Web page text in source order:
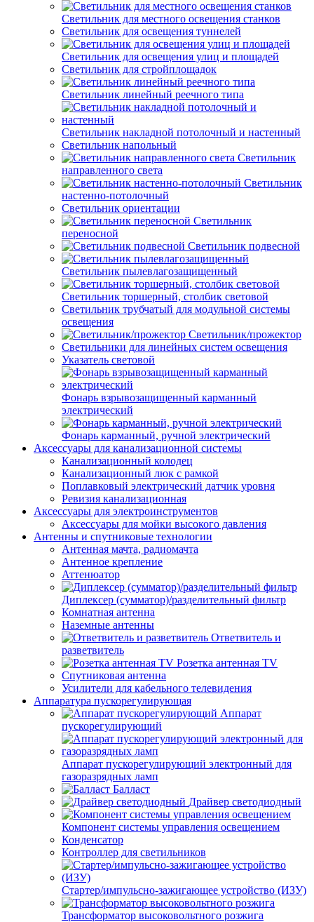
Светильник для местного освещения станков
Светильник для освещения туннелей
Светильник для освещения улиц и площадей
Светильник для стройплощадок
Светильник линейный реечного типа
Светильник накладной потолочный и настенный
Светильник напольный
Светильник
направленного света
Светильник
настенно-потолочный
Светильник ориентации
Светильник
переносной
Светильник подвесной
Светильник пылевлагозащищенный
Светильник торшерный, столбик световой
Светильник трубчатый для модульной системы
освещения
Светильник/прожектор
Светильники для линейных систем освещения
Указатель световой
Фонарь взрывозащищенный карманный
электрический
Фонарь карманный, ручной электрический
Аксессуары для канализационной системы
Канализационный колодец
Канализационный люк с рамкой
Поплавковый электрический датчик уровня
Ревизия канализационная
Аксессуары для электроинструментов
Аксессуары для мойки высокого давления
Антенны и спутниковые технологии
Антенная мачта, радиомачта
Антенное крепление
Аттенюатор
Диплексер (сумматор)/разделительный фильтр
Комнатная антенна
Наземные антенны
Ответвитель и
разветвитель
Розетка антенная TV
Спутниковая антенна
Усилители для кабельного телевидения
Аппаратура пускорегулирующая
Аппарат
пускорегулирующий
Аппарат пускорегулирующий электронный для
газоразрядных ламп
Балласт
Драйвер светодиодный
Компонент системы управления освещением
Конденсатор
Контроллер для светильников
Стартер/импульсно-зажигающее устройство (ИЗУ)
Трансформатор высоковольтного розжига